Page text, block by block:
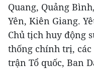
Quang, Quảng
Yên, Kiên Giang.
Chủ tịch huy động
thống chính trị,
trận Tổ quốc, Ban